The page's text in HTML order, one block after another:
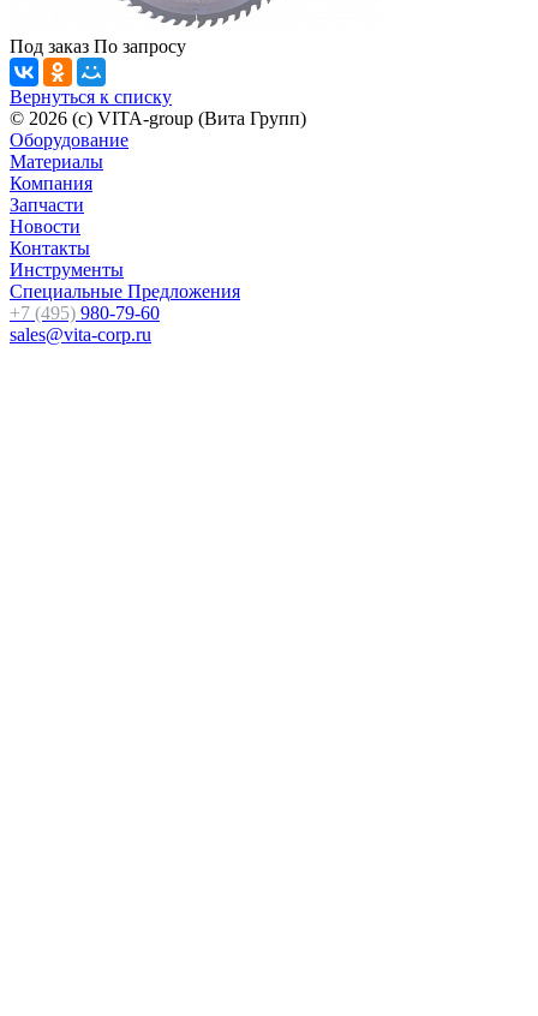
Под заказ По запросу
Вернуться к списку
© 2026 (c) VITA-group (Вита Групп)
Оборудование
Материалы
Компания
Запчасти
Новости
Контакты
Инструменты
Специальные Предложения
+7 (495) 980-79-60
sales@vita-corp.ru